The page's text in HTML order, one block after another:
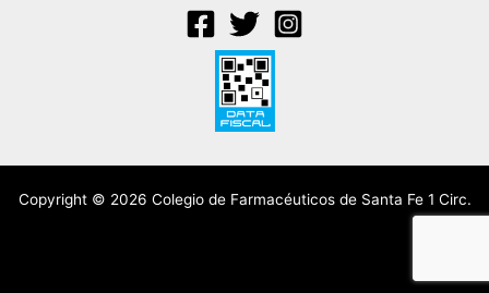
Copyright © 2026 Colegio de Farmacéuticos de Santa Fe 1 Circ.